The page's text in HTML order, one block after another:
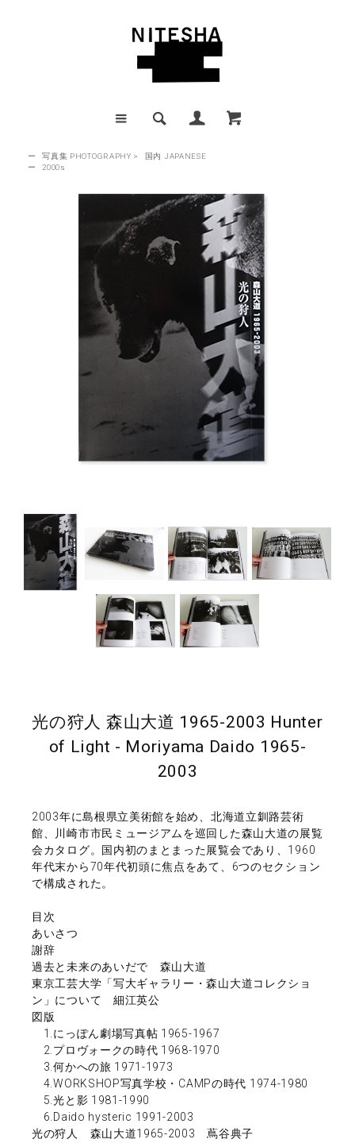
ー 写真集 PHOTOGRAPHY >
国内 JAPANESE
ー
2000s
光の狩人 森山大道 1965-2003 Hunter
of Light - Moriyama Daido 1965-
2003
2003年に島根県立美術館を始め、北海道立釧路芸術
館、川崎市市民ミュージアムを巡回した森山大道の展覧
会カタログ。国内初のまとまった展覧会であり、1960
年代末から70年代初頭に焦点をあて、6つのセクション
で構成された。
目次
あいさつ
謝辞
過去と未来のあいだで 森山大道
東京工芸大学「写大ギャラリー・森山大道コレクショ
ン」について 細江英公
図版
1.にっぽん劇場写真帖 1965-1967
2.プロヴォークの時代 1968-1970
3.何かへの旅 1971-1973
4.WORKSHOP写真学校・CAMPの時代 1974-1980
5.光と影 1981-1990
6.Daido hysteric 1991-2003
光の狩人 森山大道1965-2003 蔦谷典子